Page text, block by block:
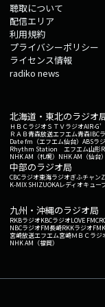
聴取について
配信エリア
利用規約
プライバシーポリシー
ライセンス情報
radiko news
北海道・東北のラジオ
ＨＢＣラジオＳＴＶラジオAIR-G'
ＲＡＢ青森放送エフエム青森IBC
Date fm（エフエム仙台） ABSラ
Rhythm Station エフエム山形
NHK AM（札幌） NHK AM（仙台
中部のラジオ局
CBCラジオ東海ラジオぎふチャン
K-MIX SHIZUOKAレディオキュー
九州・沖縄のラジオ局
RKBラジオKBCラジオLOVE FM
NBCラジオFM長崎RKKラジオ
宮崎放送エフエム宮崎ＭＢＣラジ
NHK AM（福岡）